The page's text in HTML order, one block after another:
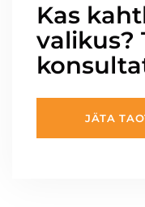
Kas
valikus?
JÄTA